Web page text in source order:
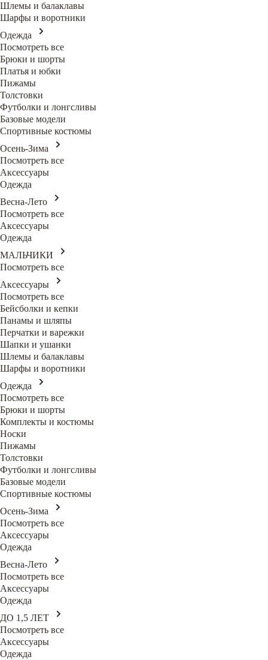
Шлемы и балаклавы
Шарфы и воротники
Одежда
Посмотреть все
Брюки и шорты
Платья и юбки
Пижамы
Толстовки
Футболки и лонгсливы
Базовые модели
Спортивные костюмы
Осень-Зима
Посмотреть все
Аксессуары
Одежда
Весна-Лето
Посмотреть все
Аксессуары
Одежда
МАЛЬЧИКИ
Посмотреть все
Аксессуары
Посмотреть все
Бейсболки и кепки
Панамы и шляпы
Перчатки и варежки
Шапки и ушанки
Шлемы и балаклавы
Шарфы и воротники
Одежда
Посмотреть все
Брюки и шорты
Комплекты и костюмы
Носки
Пижамы
Толстовки
Футболки и лонгсливы
Базовые модели
Спортивные костюмы
Осень-Зима
Посмотреть все
Аксессуары
Одежда
Весна-Лето
Посмотреть все
Аксессуары
Одежда
ДО 1,5 ЛЕТ
Посмотреть все
Аксессуары
Одежда